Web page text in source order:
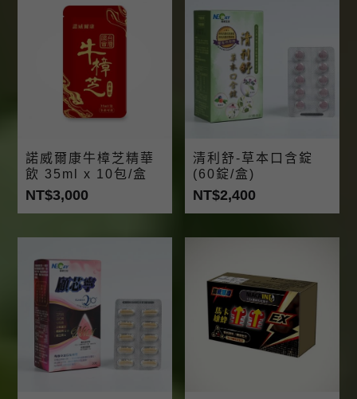
諾威爾康牛樟芝精華
飲 35ml x 10包/盒
NT$3,000
清利舒-草本口含錠
(60錠/盒)
NT$2,400